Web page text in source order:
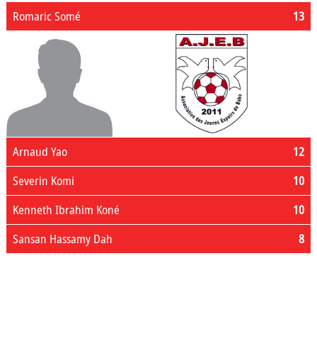
13
Romaric Somé
12
Arnaud Yao
10
Severin Komi
10
Kenneth Ibrahim Koné
8
Sansan Hassamy Dah